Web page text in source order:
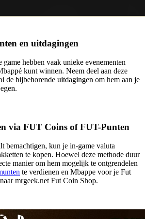
en uitdagingen
hebben vaak unieke evenementen
kunt winnen. Neem deel aan deze
de bijbehorende uitdagingen om hem aan je
via FUT Coins of FUT-Punten
bemachtigen, kun je in-game valuta
te kopen. Hoewel deze methode duur
manier om hem mogelijk te ontgrendelen
te verdienen en Mbappe voor je Fut
mrgeek.net Fut Coin Shop.